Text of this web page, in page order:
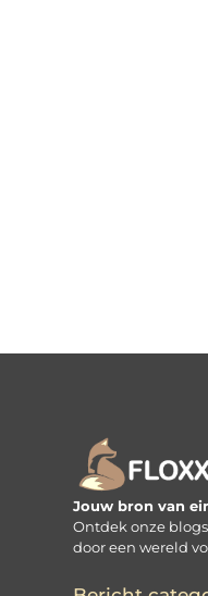
Jouw bron van
Ontdek onze
door een wereld